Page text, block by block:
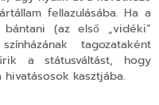
fellazulásába. Ha a
(az első „vidéki”
tagozataként
a státusváltást, hogy
kasztjába.